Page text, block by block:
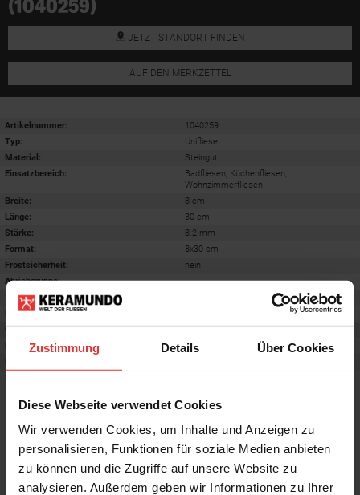
Zustimmung Details Über Cookies
Diese Webseite verwendet Cookies
Wir verwenden Cookies, um Inhalte und Anzeigen zu
personalisieren, Funktionen für soziale Medien anbieten
zu können und die Zugriffe auf unsere Website zu
analysieren. Außerdem geben wir Informationen zu Ihrer
(1040259)
JETZT STANDORT FINDEN
AUF DEN MERKZETTEL
Artikelnummer:
1040259
Typ:
Unifliese
Material:
Steingut
Einsatzbereich:
Badfliesen, Küchenfliesen,
Wohnzimmerfliesen
Breite:
8 cm
Länge:
30 cm
Stärke:
8.2 mm
Format:
8x30 cm
Frostsicherheit:
nein
Abriebgruppe:
-
Trittsicherheit barfuß:
Farbton:
Oberfläche:
glänzend
Rektifiziert:
nein
Rutschhemmwert
Stilrichtung
Weitere Produkte aus der Serie